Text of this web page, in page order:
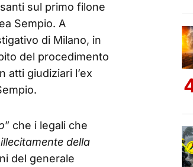
sul primo filone
Sempio. A
di Milano, in
del procedimento
atti giudiziari l’ex
” che i legali che
della
del generale